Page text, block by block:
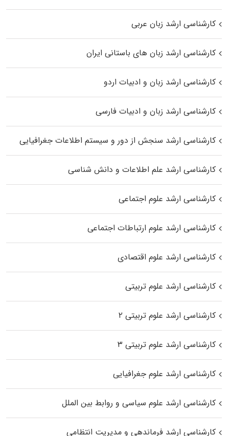
کارشناسی ارشد زبان عربی
کارشناسی ارشد زبان‌ های باستانی ایران
کارشناسی ارشد زبان و ادبیات اردو
کارشناسی ارشد زبان و ادبیات فارسی
کارشناسی ارشد سنجش از دور و سیستم اطلاعات جغرافیایی
کارشناسی ارشد علم اطلاعات و دانش شناسی
کارشناسی ارشد علوم اجتماعی
کارشناسی ارشد علوم ارتباطات اجتماعی
کارشناسی ارشد علوم اقتصادی
کارشناسی ارشد علوم تربیتی
کارشناسی ارشد علوم تربیتی ۲
کارشناسی ارشد علوم تربیتی ۳
کارشناسی ارشد علوم جغرافیایی
کارشناسی ارشد علوم سیاسی و روابط بین الملل
کارشناسی ارشد فرماندهی و مدیریت انتظامی